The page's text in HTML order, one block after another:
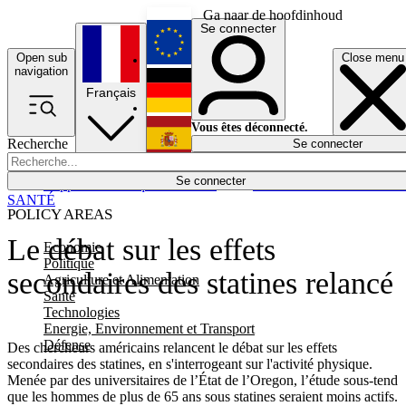
Ga naar de hoofdinhoud
Open sub
navigation
Close menu
Recherche
Se connecter
POLICY AREAS
Economie
Politique
Agriculture et Alimentation
Santé
Technologies
Energie, Environnement et Transport
Défense
Économie
Français
English
Deutsch
Español
Se connecter
Vous êtes déconnecté.
Se connecter
Le débat sur les effets
secondaires des statines relancé
Des chercheurs américains relancent le débat sur les effets
secondaires des statines, en s'interrogeant sur l'activité physique.
Menée par des universitaires de l’État de l’Oregon, l’étude sous-tend
que les hommes de plus de 65 ans sous statines seraient moins actifs.
SANTÉ